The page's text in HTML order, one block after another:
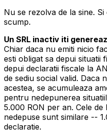
Nu se rezolva de la sine.
scump.
Un SRL inactiv iti
Chiar daca nu emiti nicio
esti obligat sa depui situatii
depui declaratii fiscale la
de sediu social valid. Daca
acestea, se acumuleaza
pentru nedepunerea
5.000 RON per an. Cele
nedepuse sunt similare --
declaratie.